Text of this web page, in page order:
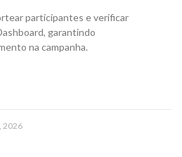
participantes e verificar
garantindo
na campanha.
2026